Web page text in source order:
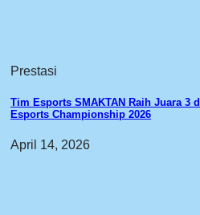
Prestasi
Tim Esports SMAKTAN Raih Juara 3
Esports Championship 2026
April 14, 2026